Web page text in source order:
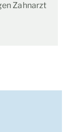
Zahnarzt